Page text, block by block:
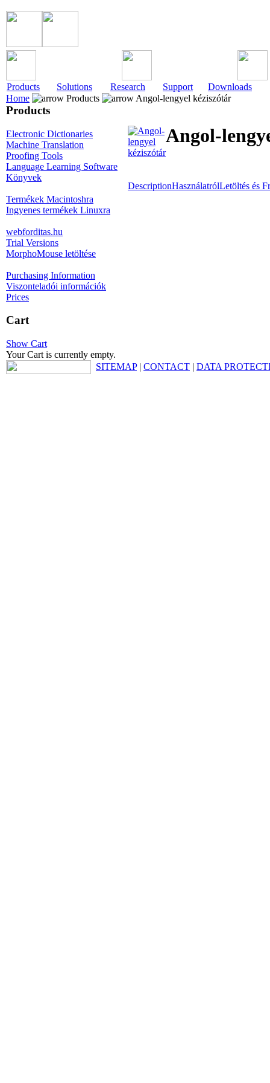
Products Solutions Research Support
Downloads
Home
Products Angol-lengyel kéziszótár
Products
Electronic Dictionaries
Machine Translation
Proofing Tools
Language Learning Software
Könyvek
Termékek Macintoshra
Ingyenes termékek Linuxra
webforditas.hu
Trial Versions
MorphoMouse letöltése
Purchasing Information
Viszonteladói információk
Prices
Cart
Show Cart
Your Cart is currently empty.
Angol-
DescriptionHasználatrólLetöltés és
SITEMAP| CONTACT | DATA